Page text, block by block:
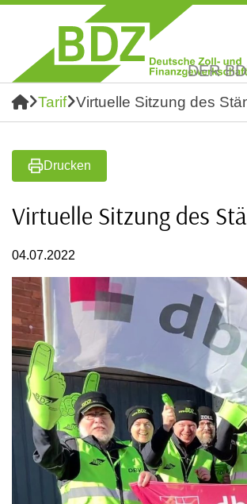
DER
Tarif Virtuelle Sitzung des
Drucken
Virtuelle Sitzung des
04.07.2022